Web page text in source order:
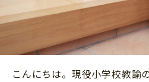
科学・プログラミング
教育・学習
ファッション・美容
行事・イベント
トラブル
親子でいっしょに
こんにちは。現役小学校教諭